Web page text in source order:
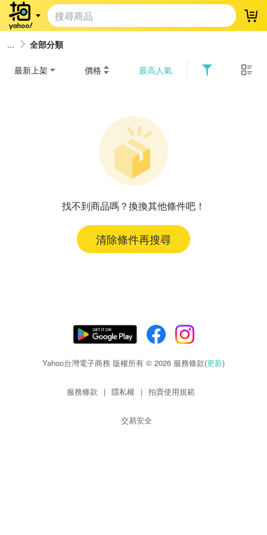
登
全部分類
最新上架 價格 最高人氣
找不到商品嗎？換換其他條件吧！
清除條件再搜尋
Yahoo台灣電子商務 版權所有 © 2026 服務條款(更新)
服務條款 | 隱私權 | 拍賣使用規範
交易安全